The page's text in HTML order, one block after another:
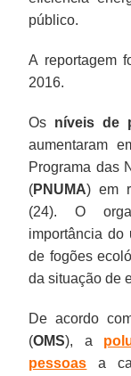
público.
A reportagem
2016.
Os níveis de
aumentaram
Programa das
(PNUMA) em
(24). O
importância do
de fogões
da situação de
De acordo
(OMS), a
pessoas a